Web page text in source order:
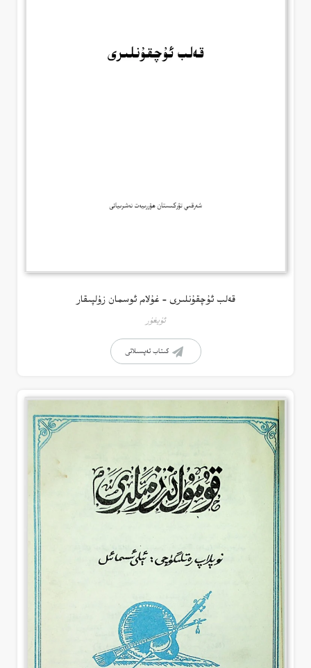
قەلب ئۇچقۇنلىرى – غۇلام ئوسمان زۇلپىقار
ئۇيغۇر
كىتاب تەپسىلاتى